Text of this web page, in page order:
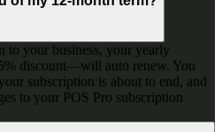
to your business, your yearly
discount—will auto renew. You
subscription is about to end, and
to your POS Pro subscription